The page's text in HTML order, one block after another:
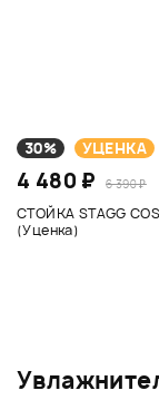
30% УЦЕНКА
4 480 ₽ 6 390 ₽
СТОЙКА STAGG
(Уценка)